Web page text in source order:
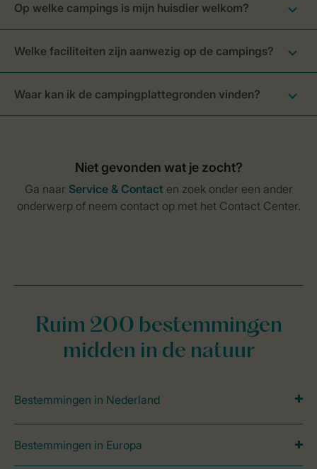
Op welke campings is mijn huisdier welkom?
Welke faciliteiten zijn aanwezig op de campings?
Waar kan ik de campingplattegronden vinden?
Ruim 200 bestemmingen
midden in de natuur
Bestemmingen in Nederland
Bestemmingen in Europa